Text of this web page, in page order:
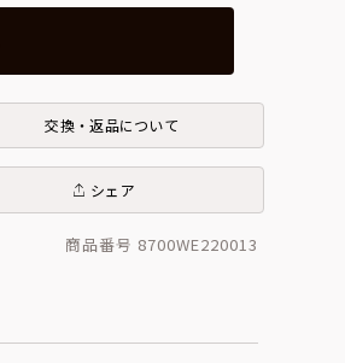
交換・返品について
シェア
商品番号 8700WE220013